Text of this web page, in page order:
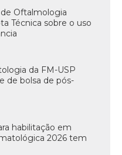
de Oftalmologia
Técnica sobre o uso
da FM-USP
de bolsa de pós-
habilitação em
2026 tem